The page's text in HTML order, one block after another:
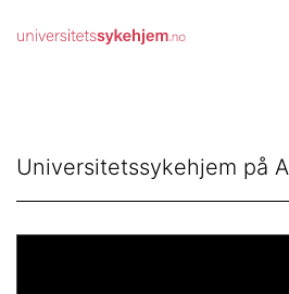
Universitetssykehjem.no
Universitetssykehjem på